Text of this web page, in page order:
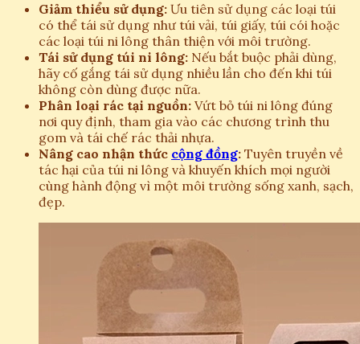
Giảm thiểu sử dụng: Ưu tiên sử dụng các loại túi
có thể tái sử dụng như túi vải, túi giấy, túi cói hoặc
các loại túi ni lông thân thiện với môi trường.
Tái sử dụng túi ni lông: Nếu bắt buộc phải dùng,
hãy cố gắng tái sử dụng nhiều lần cho đến khi túi
không còn dùng được nữa.
Phân loại rác tại nguồn: Vứt bỏ túi ni lông đúng
nơi quy định, tham gia vào các chương trình thu
gom và tái chế rác thải nhựa.
Nâng cao nhận thức cộng đồng: Tuyên truyền về
tác hại của túi ni lông và khuyến khích mọi người
cùng hành động vì một môi trường sống xanh, sạch,
đẹp.